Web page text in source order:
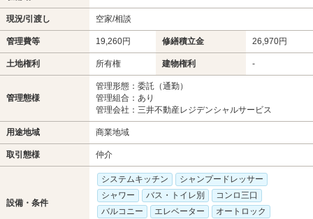
現況/引渡し 空家/相談
管理費等 19,260円 修繕積立金 26,970円
土地権利 所有権 建物権利 -
管理態様
管理形態：委託（通勤）
管理組合：あり
管理会社：三井不動産レジデンシャルサービス
用途地域 商業地域
取引態様 仲介
設備・条件
システムキッチン
シャンプードレッサー
シャワー
バス・トイレ別
コンロ三口
バルコニー
エレベーター
オートロック